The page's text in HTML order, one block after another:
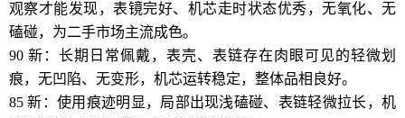
观察才能发现，表镜完好、机芯走时状态优秀，无氧化、无
磕碰，为二手市场主流成色。
90 新：长期日常佩戴，表壳、表链存在肉眼可见的轻微划
痕，无凹陷、无变形，机芯运转稳定，整体品相良好。
85 新：使用痕迹明显，局部出现浅磕碰、表链轻微拉长，机